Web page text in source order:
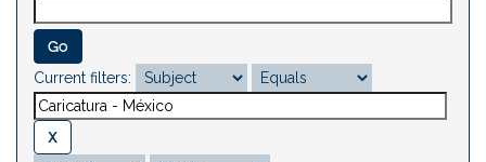
Current filters: